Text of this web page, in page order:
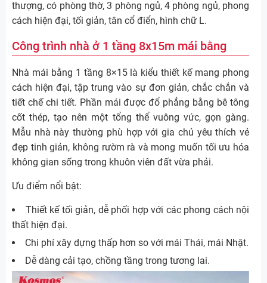
thượng, có phòng thờ, 3 phòng ngủ, 4 phòng ngủ, phong
cách hiện đại, tối giản, tân cổ điển, hình chữ L.
Công trình nhà ở 1 tầng 8x15m mái bằng
Nhà mái bằng 1 tầng 8×15 là kiểu thiết kế mang phong
cách hiện đại, tập trung vào sự đơn giản, chắc chắn và
tiết chế chi tiết. Phần mái được đổ phẳng bằng bê tông
cốt thép, tạo nên một tổng thể vuông vức, gọn gàng.
Mẫu nhà này thường phù hợp với gia chủ yêu thích vẻ
đẹp tinh giản, không rườm rà và mong muốn tối ưu hóa
không gian sống trong khuôn viên đất vừa phải.
Ưu điểm nổi bật:
Thiết kế tối giản, dễ phối hợp với các phong cách nội
thất hiện đại.
Chi phí xây dựng thấp hơn so với mái Thái, mái Nhật.
Dễ dàng cải tạo, chồng tầng trong tương lai.